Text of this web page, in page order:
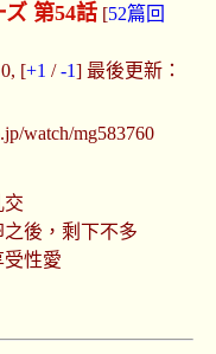
第54話[52篇回
[+1 /-1] 最後更新：
watch/mg583760
交
後，剩下不多
性愛